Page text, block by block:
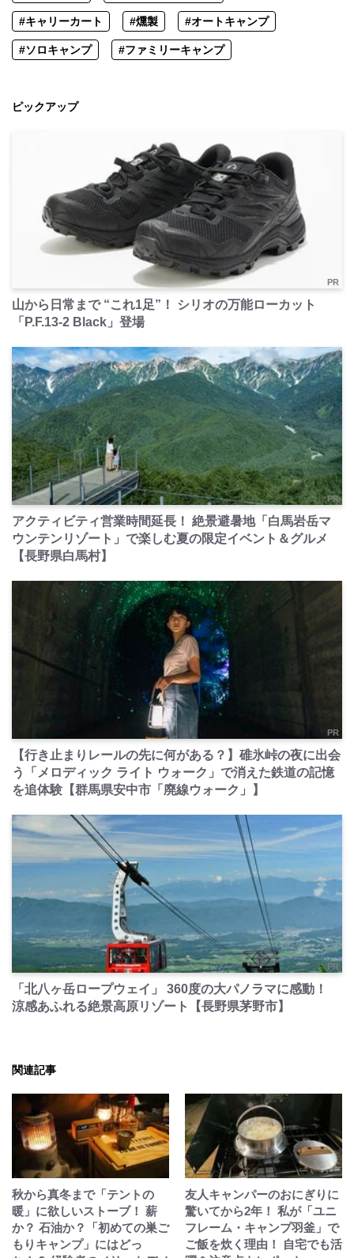
#キャリーカート #燻製 #オートキャンプ
#ソロキャンプ #ファミリーキャンプ
ピックアップ
PR
山から日常まで “これ1足”！ シリオの万能ローカット
「P.F.13-2 Black」登場
PR
アクティビティ営業時間延長！ 絶景避暑地「白馬岩岳マ
ウンテンリゾート」で楽しむ夏の限定イベント＆グルメ
【長野県白馬村】
PR
【行き止まりレールの先に何がある？】碓氷峠の夜に出会
う「メロディック ライト ウォーク」で消えた鉄道の記憶
を追体験【群馬県安中市「廃線ウォーク」】
PR
「北八ヶ岳ロープウェイ」 360度の大パノラマに感動！
涼感あふれる絶景高原リゾート【長野県茅野市】
関連記事
秋から真冬まで「テントの
暖」に欲しいストーブ！ 薪
か？ 石油か？「初めての巣ご
もりキャンプ」にはどっ
友人キャンパーのおにぎりに
驚いてから2年！ 私が「ユニ
フレーム・キャンプ羽釜」で
ご飯を炊く理由！ 自宅でも活